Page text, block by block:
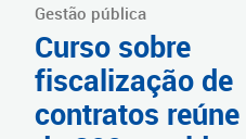
Gestão pública
Curso sobre
fiscalização de
contratos